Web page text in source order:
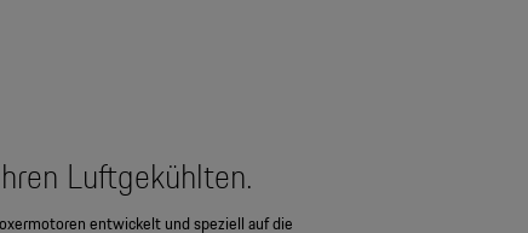
Luftgekühlten.
entwickelt und speziell auf die